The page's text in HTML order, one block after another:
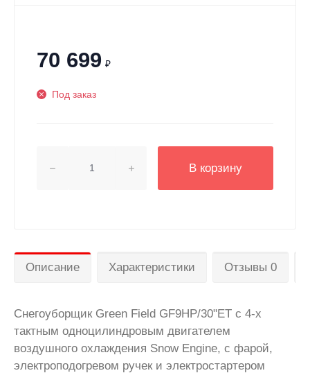
70 699 ₽
Под заказ
В корзину
Описание Характеристики Отзывы 0
Снегоуборщик Green Field GF9HP/30"ET с 4-х
тактным одноцилиндровым двигателем
воздушного охлаждения Snow Engine, c фарой,
электроподогревом ручек и электростартером